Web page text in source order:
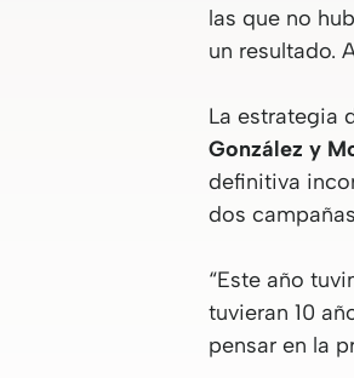
las que no
un resultado.
La estrategia
González y
definitiva
dos
“Este año
tuvieran 10
pensar en la